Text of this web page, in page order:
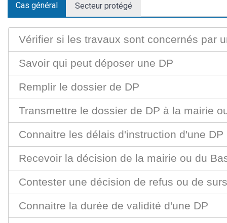
Cas général Secteur protégé
Vérifier si les travaux sont concernés par
Savoir qui peut déposer une DP
Remplir le dossier de DP
Transmettre le dossier de DP à la mairie
Connaitre les délais d'instruction d'une DP
Recevoir la décision de la mairie ou du
Contester une décision de refus ou de
Connaitre la durée de validité d'une DP